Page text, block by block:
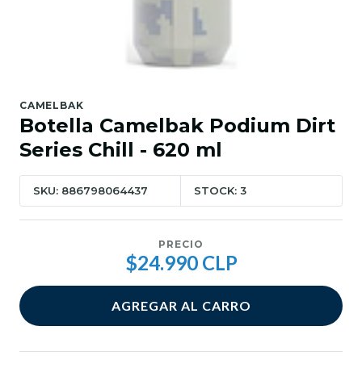
CAMELBAK
Botella Camelbak Podium Dirt
Series Chill - 620 ml
SKU: 886798064437 STOCK: 3
PRECIO
$24.990 CLP
AGREGAR AL CARRO